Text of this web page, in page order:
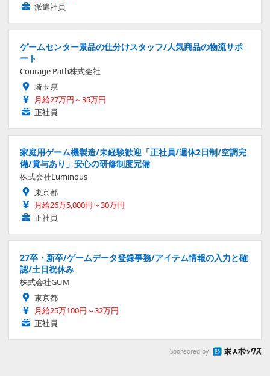
派遣社員
ゲームセンター景品の仕分けスタッフ/人気商品の物流サポ
ート
Courage Path株式会社
埼玉県
月給27万円～35万円
正社員
家庭用ゲーム機製造/未経験歓迎「正社員/週休2日制/空調完
備/賞与あり」安心の研修制度完備
株式会社Luminous
東京都
月給26万5,000円～30万円
正社員
27卒・新卒/ゲームデータ登録事務/アイテム情報の入力と確
認/土日祝休み
株式会社GUM
東京都
月給25万100円～32万円
正社員
Sponsored by